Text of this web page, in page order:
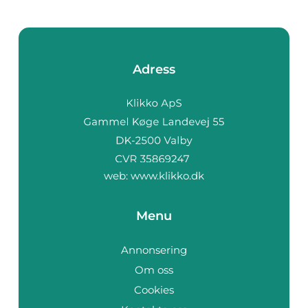
Adress
web: www.klikko.dk
Menu
Annonsering
Om oss
Cookies